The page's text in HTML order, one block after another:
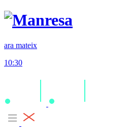
ara mateix
10:30